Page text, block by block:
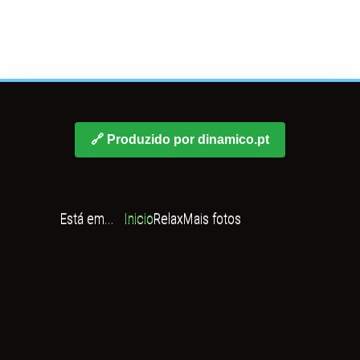
🔗 Produzido por dinamico.pt
Está em... InicioRelaxMais fotos